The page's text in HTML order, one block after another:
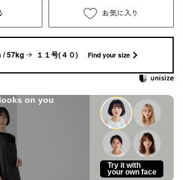
お気に入り
/ 57kg １１号(４０) Find your size
on you
Try it with
your own face